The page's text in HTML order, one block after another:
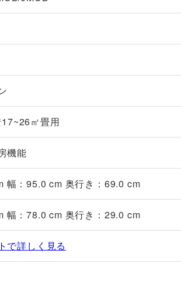
㎡畳用
機能
幅：95.0 cm 奥行き：69.0 cm
幅：78.0 cm 奥行き：29.0 cm
で詳しく見る